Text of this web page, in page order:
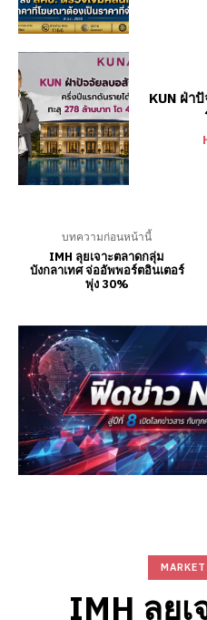
KUN ฝ่า
บทความก่อนหน้านี้
IMH ลุยเจาะตลาดกลุ่ม
บังกลาเทศ จ่ออัพพอร์ตอินเตอร์
พุ่ง 30%